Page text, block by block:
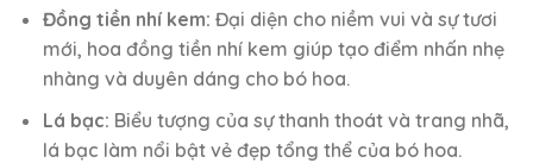
Đồng tiền nhí kem: Đại diện cho niềm vui và sự tươi
mới, hoa đồng tiền nhí kem giúp tạo điểm nhấn nhẹ
nhàng và duyên dáng cho bó hoa.
Lá bạc: Biểu tượng của sự thanh thoát và trang nhã,
lá bạc làm nổi bật vẻ đẹp tổng thể của bó hoa.